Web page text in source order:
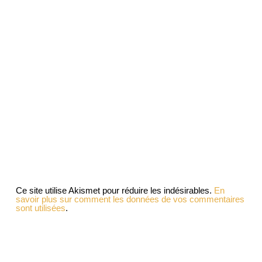
Ce site utilise Akismet pour réduire les indésirables. En
savoir plus sur comment les données de vos commentaires
sont utilisées.